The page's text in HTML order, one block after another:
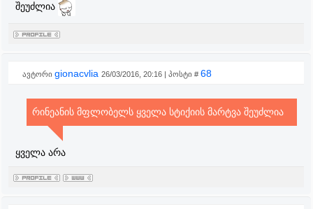
შეუძლია
ავტორი gionacvlia 26/03/2016, 20:16 | პოსტი # 68
რინეანის მფლობელს ყველა სტიქიის მარტვა შეუძლია
ყველა არა